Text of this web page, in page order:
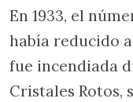
En 1933, el
había reducido
fue incendiada
Cristales Rotos,